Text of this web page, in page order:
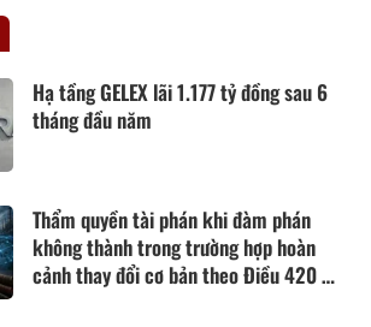
Hạ tầng GELEX lãi 1.177 tỷ đồng sau 6
tháng đầu năm
Thẩm quyền tài phán khi đàm phán
không thành trong trường hợp hoàn
cảnh thay đổi cơ bản theo Điều 420 Bộ